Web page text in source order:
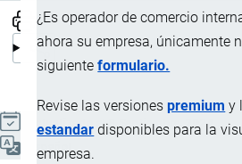
¿Es operador de comercio
ahora su empresa, únicamente
siguienteformulario.
Revise las versionespremium y
estandar disponibles para la
empresa.
Actualizado el 9 Septiembre, 2024